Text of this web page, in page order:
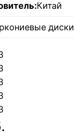
Китай
диски